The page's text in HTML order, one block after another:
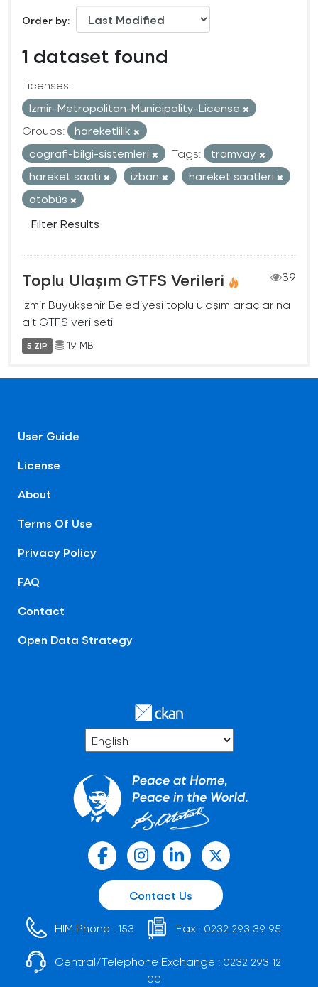
Order by
1 dataset found
Licenses:
Izmir-Metropolitan-Municipality-License
Groups:
hareketlilik
cografi-bilgi-sistemleri
Tags:
tramvay
hareket saati
izban
hareket saatleri
otobüs
Filter Results
Toplu Ulaşım GTFS Verileri
39
İzmir Büyükşehir Belediyesi toplu ulaşım araçlarına
ait GTFS veri seti
5 ZIP 19 MB
User Guide
License
About
Terms Of Use
Privacy Policy
FAQ
Contact
Open Data Strategy
Contact Us
HIM Phone : 153 Fax : 0232 293 39 95
Central/Telephone Exchange : 0232 293 12
00